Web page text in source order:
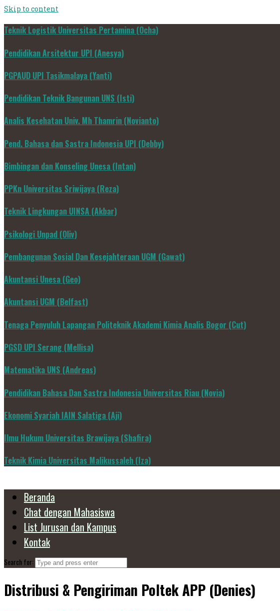
Skip to content
Teknik Logistik Universitas Pertamina (Ocha)
Pendidikan Arsitektur UPI (Anesya)
PGPAUD UPI Tasikmalaya (Yanti)
Pendidikan Teknik Bangunan UNS (Isti)
Analis Kesehatan Univ. Mh Thamrin (Novianto)
Pend. Bahasa dan Sastra Indonesia UPI (Debby)
Bimbingan dan Konseling Unesa (Intan)
PPKn Universitas Sriwijaya (Reza)
Teknik Lingkungan UINSA (Akbar)
Psikologi Unpad (Oliv)
Pembangunan Sosial Dan Kesejahteraan UGM (Gawat)
Akuntansi Unesa (Geo)
Akuntansi UGM (Belfast)
Tenaga Penyuluh Lapangan Politeknik Akademi Kimia Analis Bogor (Cut)
PGSD UPI Serang (Mellisa)
Matematika UNS (Andreas)
Pendidikan Bahasa Dan Sastra Indonesia Universitas Riau (Novia)
Ekonomi Syariah IAIN Salatiga (Aji)
Ilmu Hukum Universitas Brawijaya (Shafira)
Teknik Kimia Universitas Malikussaleh (Iza)
Beranda
Chat dengan Mahasiswa
List Jurusan dan Kampus
Kontak
Search for:
Distribusi & Pengiriman Poltek APP (Denies)